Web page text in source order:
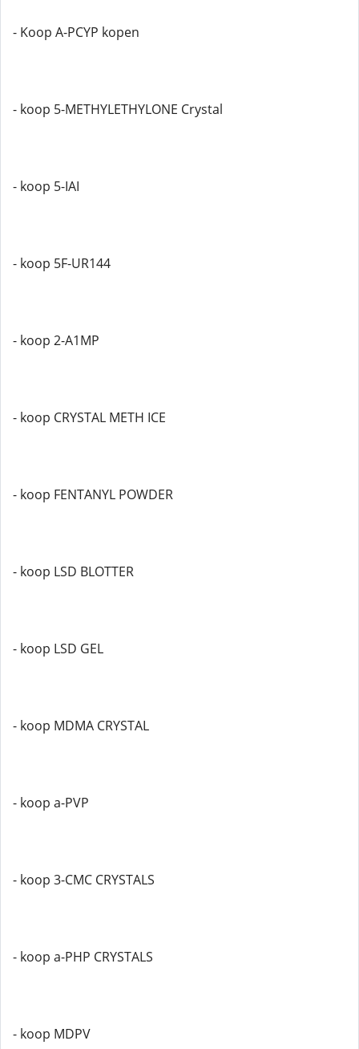
- Koop A-PCYP kopen
- koop 5-METHYLETHYLONE Crystal
- koop 5-IAI
- koop 5F-UR144
- koop 2-A1MP
- koop CRYSTAL METH ICE
- koop FENTANYL POWDER
- koop LSD BLOTTER
- koop LSD GEL
- koop MDMA CRYSTAL
- koop a-PVP
- koop 3-CMC CRYSTALS
- koop a-PHP CRYSTALS
- koop MDPV